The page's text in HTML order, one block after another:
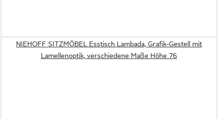
NIEHOFF SITZMÖBEL Esstisch Lambada, Grafik-Gestell mit
Lamellenoptik, verschiedene Maße Höhe 76